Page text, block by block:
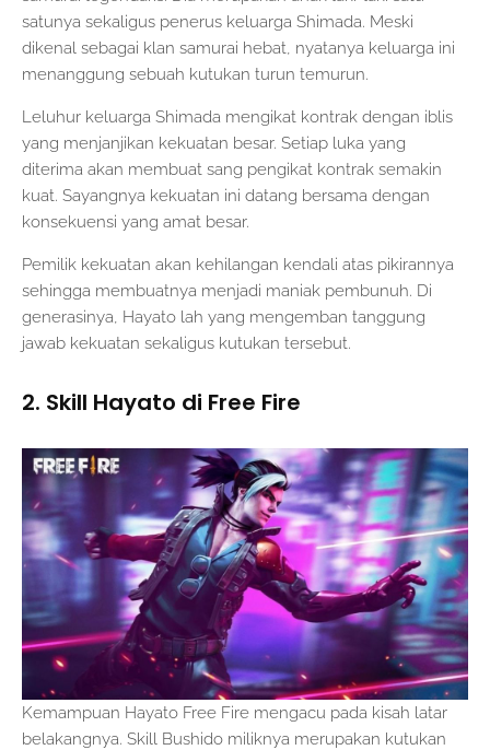
satunya sekaligus penerus keluarga Shimada. Meski
dikenal sebagai klan samurai hebat, nyatanya keluarga ini
menanggung sebuah kutukan turun temurun.
Leluhur keluarga Shimada mengikat kontrak dengan iblis
yang menjanjikan kekuatan besar. Setiap luka yang
diterima akan membuat sang pengikat kontrak semakin
kuat. Sayangnya kekuatan ini datang bersama dengan
konsekuensi yang amat besar.
Pemilik kekuatan akan kehilangan kendali atas pikirannya
sehingga membuatnya menjadi maniak pembunuh. Di
generasinya, Hayato lah yang mengemban tanggung
jawab kekuatan sekaligus kutukan tersebut.
2. Skill Hayato di Free Fire
Kemampuan Hayato Free Fire mengacu pada kisah latar
belakangnya. Skill Bushido miliknya merupakan kutukan